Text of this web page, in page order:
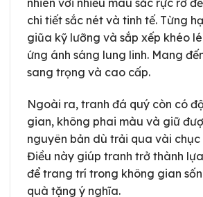
nhiên với nhiều màu sắc rực rỡ
chi tiết sắc nét và tinh tế. Từng
giũa kỹ lưỡng và sắp xếp khéo
ứng ánh sáng lung linh. Mang
sang trọng và cao cấp.
Ngoài ra, tranh đá quý còn có
gian, không phai màu và giữ
nguyên bản dù trải qua vài chục
Điều này giúp tranh trở thành
để trang trí trong không gian
quà tặng ý nghĩa.